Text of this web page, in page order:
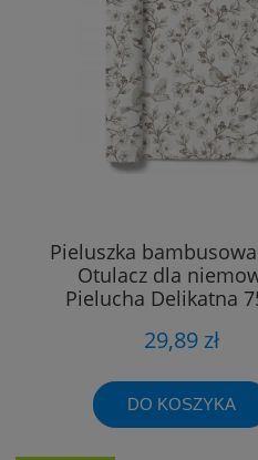
Pieluszka
Otulacz dla
Pielucha Delikatna
29,89 zł
DO KOSZYKA